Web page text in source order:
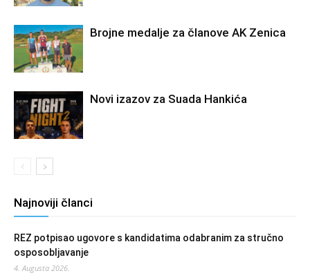
Brojne medalje za članove AK Zenica
Novi izazov za Suada Hankića
Najnoviji članci
REZ potpisao ugovore s kandidatima odabranim za stručno
osposobljavanje
4. Augusta 2026.